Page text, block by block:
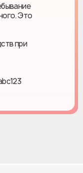
Это
при